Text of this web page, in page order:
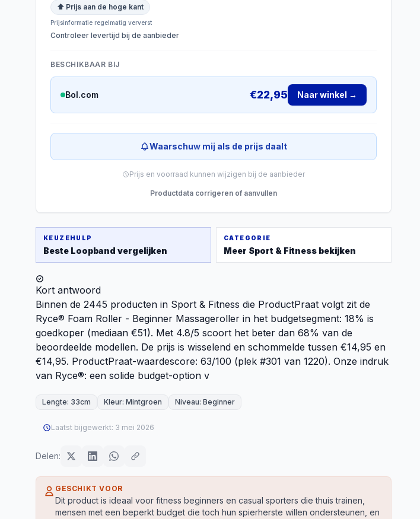
⬆ Prijs aan de hoge kant
Prijsinformatie regelmatig ververst
Controleer levertijd bij de aanbieder
BESCHIKBAAR BIJ
Bol.com €22,95 Naar winkel →
Waarschuw mij als de prijs daalt
Prijs en voorraad kunnen wijzigen bij de aanbieder
Productdata corrigeren of aanvullen
KEUZEHULP
Beste Loopband vergelijken
CATEGORIE
Meer Sport & Fitness bekijken
Kort antwoord
Binnen de 2445 producten in Sport & Fitness die ProductPraat volgt zit de
Ryce® Foam Roller - Beginner Massageroller in het budgetsegment: 18% is
goedkoper (mediaan €51). Met 4.8/5 scoort het beter dan 68% van de
beoordeelde modellen. De prijs is wisselend en schommelde tussen €14,95 en
€14,95. ProductPraat-waardescore: 63/100 (plek #301 van 1220). Onze indruk
van Ryce®: een solide budget-option v
Lengte: 33cm Kleur: Mintgroen Niveau: Beginner
Laatst bijgewerkt: 3 mei 2026
Delen:
GESCHIKT VOOR
Dit product is ideaal voor fitness beginners en casual sporters die thuis trainen,
mensen met een beperkt budget die toch hun spierherste willen ondersteunen, en